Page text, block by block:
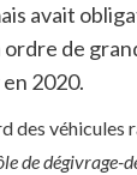
avait
de
2020.
des véhicules
de